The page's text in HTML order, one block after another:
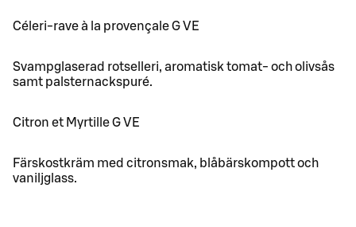
Céleri-rave à la provençale G VE
Svampglaserad rotselleri, aromatisk tomat- och olivsås
samt palsternackspuré.
Citron et Myrtille G VE
Färskostkräm med citronsmak, blåbärskompott och
vaniljglass.